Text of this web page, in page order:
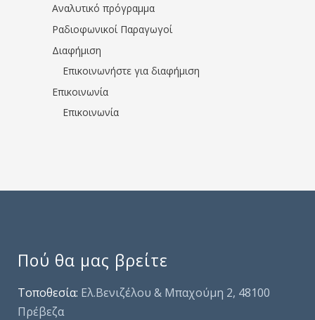
Αναλυτικό πρόγραμμα
Ραδιοφωνικοί Παραγωγοί
Διαφήμιση
Επικοινωνήστε για διαφήμιση
Επικοινωνία
Επικοινωνία
Πού θα μας βρείτε
Τοποθεσία: Ελ.Βενιζέλου & Μπαχούμη 2, 48100
Πρέβεζα